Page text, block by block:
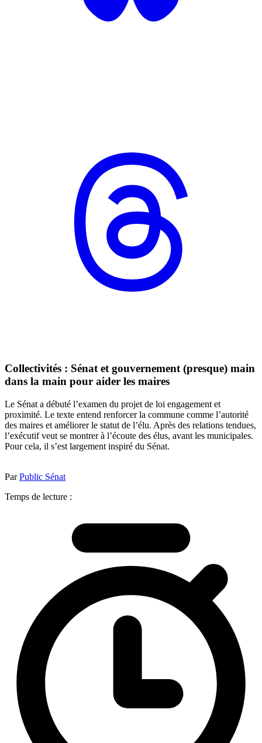
Collectivités : Sénat et gouvernement (presque) main
dans la main pour aider les maires
Le Sénat a débuté l’examen du projet de loi engagement et
proximité. Le texte entend renforcer la commune comme l’autorité
des maires et améliorer le statut de l’élu. Après des relations tendues,
l’exécutif veut se montrer à l’écoute des élus, avant les municipales.
Pour cela, il s’est largement inspiré du Sénat.
ParPublic Sénat
Temps de lecture :